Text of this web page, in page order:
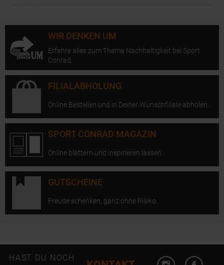
WIR DENKEN UM
Erfahre alles zum Thema Nachhaltigkeit bei Sport
Conrad.
FILIALABHOLUNG
Online Bestellen und in Deiner Wunschfiliale abholen.
SPORT CONRAD MAGAZIN
Online blättern und inspirieren lassen.
GUTSCHEINE
Freude schenken, ganz ohne Risiko.
HAST DU NOCH Instagram